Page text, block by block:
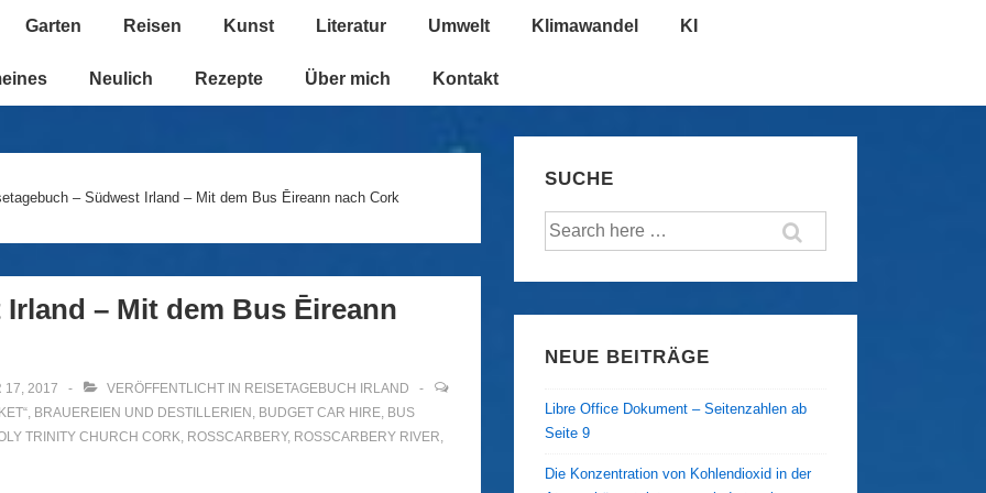
Garten Reisen Kunst Literatur Umwelt Klimawandel KI
Neulich Rezepte Über mich Kontakt
– Südwest Irland – Mit dem Bus Ēireann nach Cork
– Mit dem Bus Ēireann
17, 2017 VERÖFFENTLICHT IN REISETAGEBUCH IRLAND
, BRAUEREIEN UND DESTILLERIEN , BUDGET CAR HIRE, BUS
TRINITY CHURCH CORK, ROSSCARBERY, ROSSCARBERY RIVER,
SUCHE
Suche
NEUE BEITRÄGE
Libre Office Dokument – Seitenzahlen ab
Seite 9
Die Konzentration von Kohlendioxid in der